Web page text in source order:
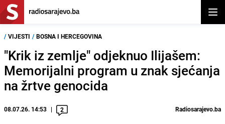
/ VIJESTI / BOSNA I HERCEGOVINA
"Krik iz zemlje" odjeknuo Ilijašem:
Memorijalni program u znak sjećanja
na žrtve genocida
08.07.26. 14:53 2 Radiosarajevo.ba